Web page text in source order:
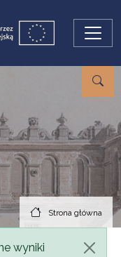
Strona główna
wyniki